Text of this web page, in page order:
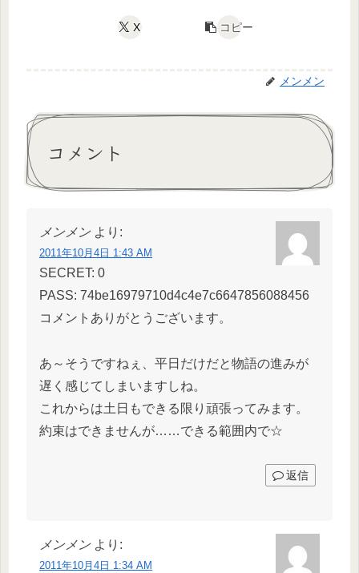
X コピー
メンメン
コメント
メンメン より:
2011年10月4日 1:43 AM
SECRET: 0
PASS: 74be16979710d4c4e7c6647856088456
コメントありがとうございます。
あ～そうですねぇ、平日だけだと物語の進みが
遅く感じてしまいますしね。
これからは土日もできる限り頑張ってみます。
約束はできませんが……できる範囲内で☆
返信
メンメン より:
2011年10月4日 1:34 AM